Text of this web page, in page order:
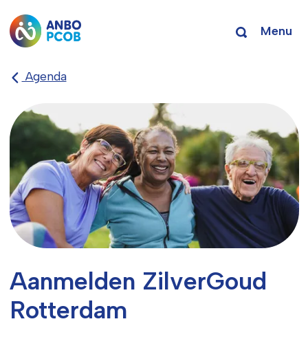
Menu
Agenda
Aanmelden ZilverGoud
Rotterdam